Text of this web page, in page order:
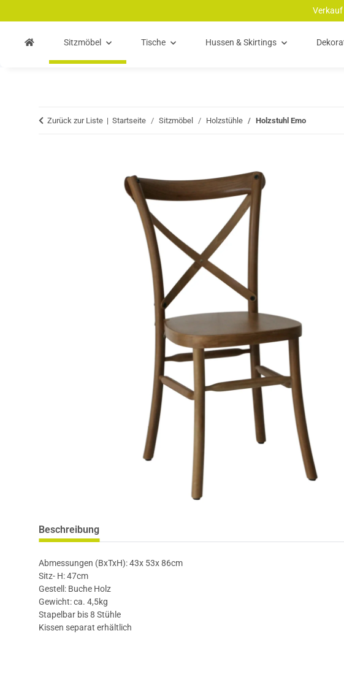
Verkauf
Sitzmöbel Tische Hussen & Skirtings
Zurück zur Liste Startseite Sitzmöbel Holzstühle Holzstuhl Emo
Beschreibung
Abmessungen (BxTxH): 43x 53x 86cm
Sitz- H: 47cm
Gestell: Buche Holz
Gewicht: ca. 4,5kg
Stapelbar bis 8 Stühle
Kissen separat erhältlich